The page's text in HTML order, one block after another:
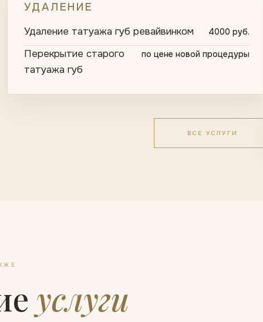
УДАЛЕНИЕ
Удаление татуажа губ ревайвинком 4000 руб.
Перекрытие старого
татуажа губ
по цене новой процедуры
ВСЕ УСЛУГИ
услуги